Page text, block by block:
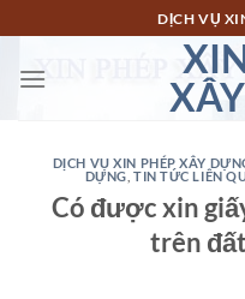
đến
nội
DỊCH VỤ
DỊCH VỤ XIN PHÉP XÂY
DỰNG TIN TỨC LIÊN
Có được xin
trên